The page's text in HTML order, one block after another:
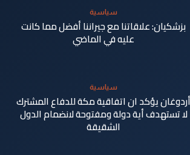
سياسية
بزشكيان: علاقاتنا مع جيراننا أفضل مما كانت
عليه في الماضي
سياسية
أردوغان يؤكد ان اتفاقية مكة للدفاع المشترك
لا تستهدف أية دولة ومفتوحة لانضمام الدول
الشقيقة